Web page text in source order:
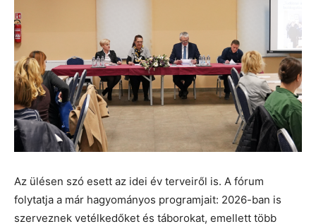
Az ülésen szó esett az idei év terveiről is. A fórum
folytatja a már hagyományos programjait: 2026-ban is
szerveznek vetélkedőket és táborokat, emellett több